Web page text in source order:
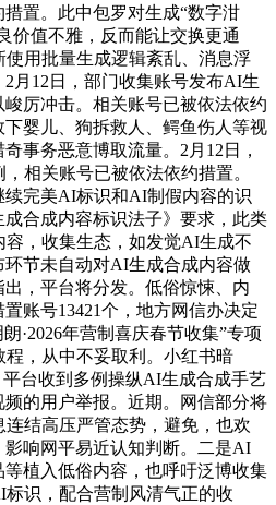
置。此中包罗对生成“数字泔
价值不雅，反而能让交换更通
用批量生成逻辑紊乱、消息浮
月12日，部门收集账号发布AI生
厉冲击。相关账号已被依法依约
婴儿、狗拆救人、鳄鱼伤人等视
事务恶意博取流量。2月12日，
相关账号已被依法依约措置。
完美AI标识和AI制假内容的识
合成内容标识法子》要求，此类
，收集生态，如发觉AI生成不
节未自动对AI生成合成内容做
，平台将分发。低俗惊悚、内
账号13421个，地方网信办决定
·2026年营制喜庆春节收集”专项
，从中不妥取利。小红书暗
台收到多例操纵AI生成合成手艺
的用户举报。近期。网信部分将
结高压严管态势，避免，也欢
响网平易近认知判断。二是AI
植入低俗内容，也呼吁泛博收集
识，配合营制风清气正的收